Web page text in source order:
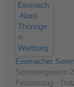
Eisenacher
Sommergewinn
Festumzug -